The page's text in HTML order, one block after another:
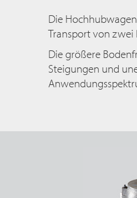
Die
Transport von
Die größere
Steigungen und